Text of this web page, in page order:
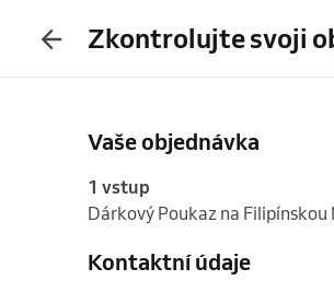
Zkontrolujte svoji
Vaše objednávka
1 vstup
Dárkový Poukaz na
Kontaktní údaje